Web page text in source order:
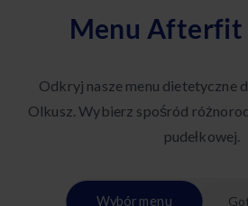
Menu Afterfit
Odkryj nasze menu dietetyczne
Olkusz. Wybierz spośród
pudełkowej.
Wybór menu